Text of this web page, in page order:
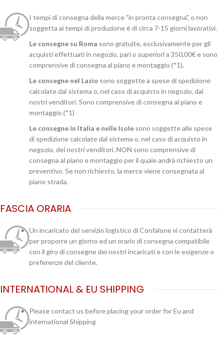
I tempi di consegna della merce "in pronta consegna", o non
soggetta ai tempi di produzione è di circa 7-15 giorni lavorativi.
Le consegne su Roma sono gratuite, esclusivamente per gli
acquisti effettuati in negozio, pari o superiori a 350,00€ e sono
comprensive di consegna al piano e montaggio (*1).
Le consegne nel Lazio sono soggette a spese di spedizione
calcolate dal sistema o, nel caso di acquisto in negozio, dai
nostri venditori. Sono comprensive di consegna al piano e
montaggio.(*1)
Le consegne in Italia e nelle Isole sono soggette alle spese
di spedizione calcolate dal sistema o, nel caso di acquisto in
negozio, dei nostri venditori. NON sono comprensive di
consegna al piano e montaggio per il quale andrà richiesto un
preventivo. Se non richiesto, la merce viene consegnata al
piano strada.
FASCIA ORARIA
Un incaricato del servizio logistico di Confalone vi contatterà
per proporre un giorno ed un orario di consegna compatibile
con il giro di consegne dei nostri incaricati e con le esigenze o
preferenze del cliente.
INTERNATIONAL & EU SHIPPING
Please contact us before placing your order for Eu and
international Shipping